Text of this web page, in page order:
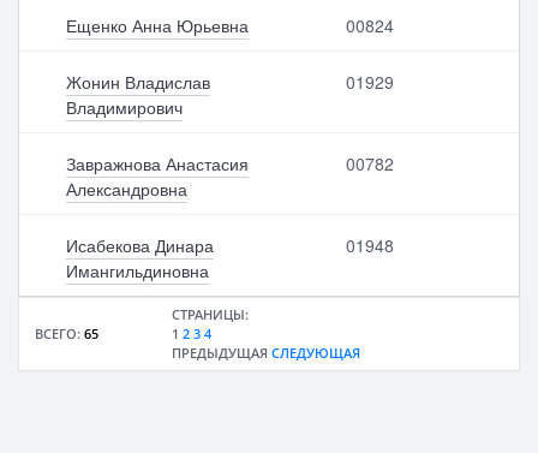
Ещенко Анна Юрьевна 00824
Жонин Владислав
Владимирович
01929
Завражнова Анастасия
Александровна
00782
Исабекова Динара
Имангильдиновна
01948
ВСЕГО: 65
СТРАНИЦЫ:
1 2 3 4
ПРЕДЫДУЩАЯ СЛЕДУЮЩАЯ